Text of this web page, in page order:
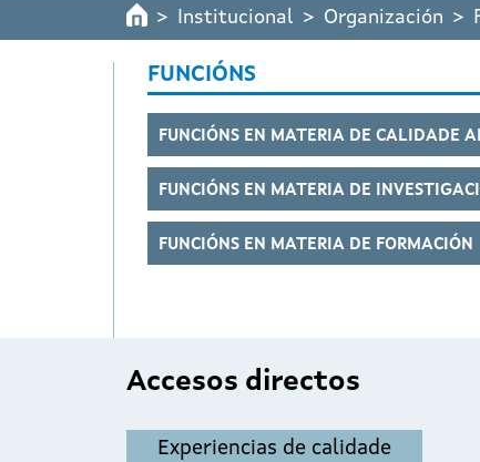
Institucional Organización
FUNCIÓNS
FUNCIÓNS EN MATERIA DE CALIDADE
FUNCIÓNS EN MATERIA DE
FUNCIÓNS EN MATERIA DE FORMACIÓN
Accesos directos
Experiencias de calidade